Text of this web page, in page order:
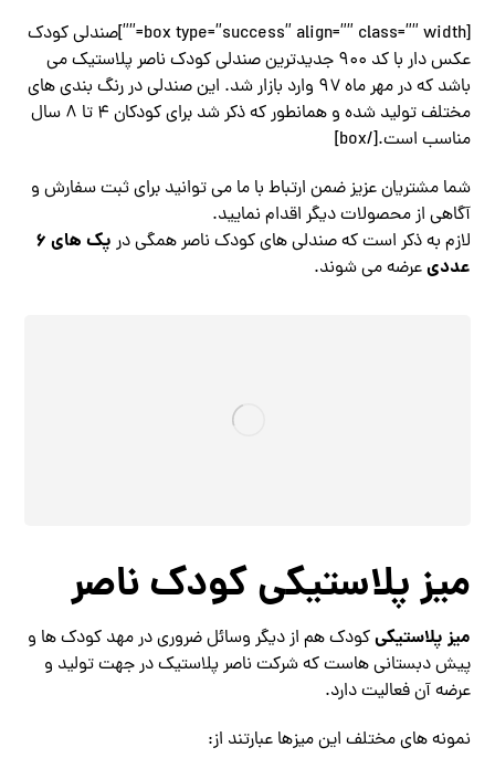
[box type=”success” align=”” class=”” width=””]صندلی کودک
عکس دار با کد ۹۰۰ جدیدترین صندلی کودک ناصر پلاستیک می
باشد که در مهر ماه ۹۷ وارد بازار شد. این صندلی در رنگ بندی های
مختلف تولید شده و همانطور که ذکر شد برای کودکان ۴ تا ۸ سال
مناسب است.[/box]
شما مشتریان عزیز ضمن ارتباط با ما می توانید برای ثبت سفارش و
آگاهی از محصولات دیگر اقدام نمایید.
لازم به ذکر است که صندلی های کودک ناصر همگی در
پک های ۶
عددیعرضه می شوند.
میز پلاستیکی کودک ناصر
میز پلاستیکیکودک هم از دیگر وسائل ضروری در مهد کودک ها و
پیش دبستانی هاست که شرکت ناصر پلاستیک در جهت تولید و
عرضه آن فعالیت دارد.
نمونه های مختلف این میزها عبارتند از: